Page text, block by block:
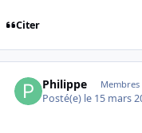
Citer
Philippe
Posté(e) le 15 mars